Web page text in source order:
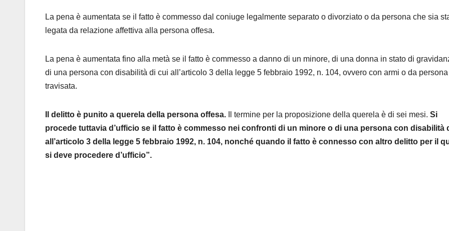
La pena è aumentata se il fatto è commesso dal coniuge legalmente separato o divorziato o da persona che sia
legata da relazione affettiva alla persona offesa.
La pena è aumentata fino alla metà se il fatto è commesso a danno di un minore, di una donna in stato di
di una persona con disabilità di cui all’articolo 3 della legge 5 febbraio 1992, n. 104, ovvero con armi o da persona
travisata.
Il delitto è punito a querela della persona offesa. Il termine per la proposizione della querela è di sei mesi. Si
procede tuttavia d’ufficio se il fatto è commesso nei confronti di un minore o di una persona con disabilità
all’articolo 3 della legge 5 febbraio 1992, n. 104, nonché quando il fatto è connesso con altro delitto per il
si deve procedere d’ufficio”.